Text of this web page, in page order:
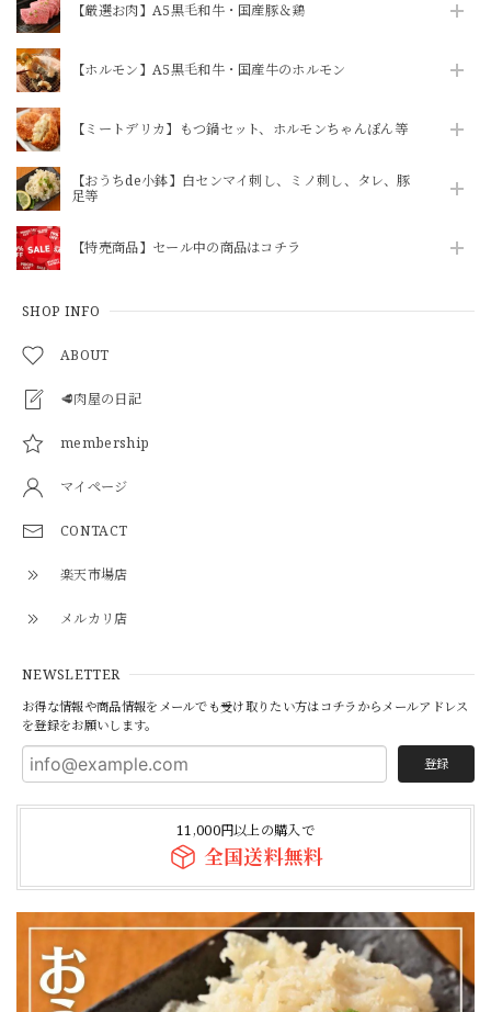
【厳選お肉】A5黒毛和牛・国産豚＆鶏
【ホルモン】A5黒毛和牛・国産牛のホルモン
【ミートデリカ】もつ鍋セット、ホルモンちゃんぽん等
【おうちde小鉢】白センマイ刺し、ミノ刺し、タレ、豚
足等
【特売商品】セール中の商品はコチラ
SHOP INFO
ABOUT
🥩肉屋の日記
membership
マイページ
CONTACT
楽天市場店
メルカリ店
NEWSLETTER
お得な情報や商品情報をメールでも受け取りたい方はコチラからメールアドレス
を登録をお願いします。
登録
11,000円以上の購入で
全国送料無料